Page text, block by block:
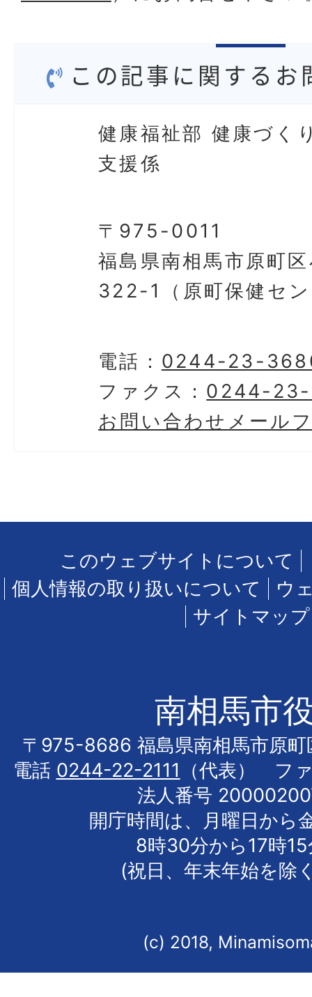
この記事に関するお
健康福祉部 健康づく
支援係
〒975-0011
福島県南相馬市原町
322-1（原町保健セ
電話： 0244-23-
ファクス： 0244-
お問い合わせメール
このウェブサイトについて
個人情報の取り扱いについて
ウ
サイトマップ
南相馬市
〒975-8686 福島県南相馬市原町
電話 0244-22-2111
（代表） フ
法人番号
開庁時間は、月曜日から
8時30分から17時
(祝日、年末年始を除
(c) 2018,